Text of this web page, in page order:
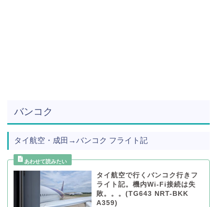
バンコク
タイ航空・成田→バンコク フライト記
タイ航空で行くバンコク行きフ
ライト記。機内Wi-Fi接続は失
敗。。。(TG643 NRT-BKK
A359)